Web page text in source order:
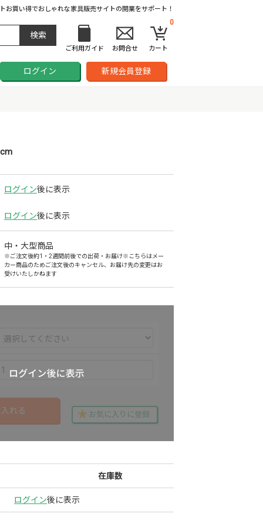
お買い得でおしゃれな家具販売サイトの開業をサポート！
ご利用ガイド お問合せ
0
カート
ログイン 新規会員登録
ログイン後に表示
ログイン後に表示
中・大型商品
※ご注文後約1・2週間前後での出荷・お届け※こちらはメー
カー商品のためご注文後のキャンセル、お届け先の変更はお
受けいたしかねます
れる お気に入りに登録
在庫数
ログイン後に表示